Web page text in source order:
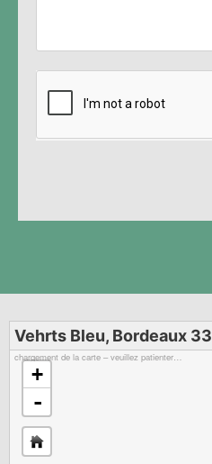
Vehrts Bleu, Bordeaux 33
chargement de la carte – veuillez patienter…
+
-